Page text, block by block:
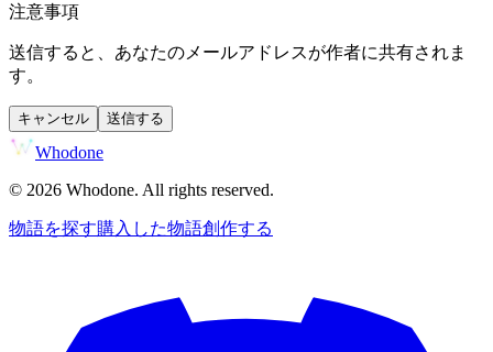
注意事項
送信すると、あなたのメールアドレスが作者に共有されま
す。
キャンセル 送信する
Whodone
© 2026 Whodone. All rights reserved.
物語を探す購入した物語創作する